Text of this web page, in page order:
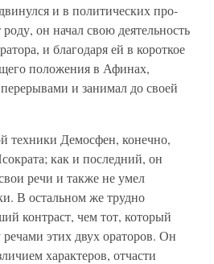
и в политических про­
роду, он начал свою деятельность
и благодаря ей в короткое
положения в Афинах,
и занимал до своей
техники Демосфен, конечно,
как и последний, он
речи и также не умел
В остальном же трудно
контраст, чем тот, который
этих двух ораторов. Он
характеров, отчасти